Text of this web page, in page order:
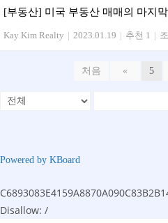
[부동산] 미국 부동산 매매의 마지
Kay Kim Realty | 2023.01.19 | 추천 1 |
처음 « 5
Powered by KBoard
Disallow: /